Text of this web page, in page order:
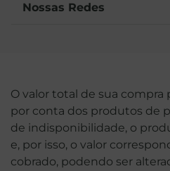
Nossas Redes
O valor total de sua compra
por conta dos produtos de
de indisponibilidade, o
e, por isso, o valor
cobrado, podendo ser